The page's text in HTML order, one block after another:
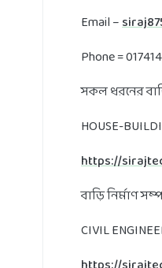
Email –
Phone =
সকল ধরনের
HOUSE-
https://
বাড়ি নির্মাণ
CIVIL